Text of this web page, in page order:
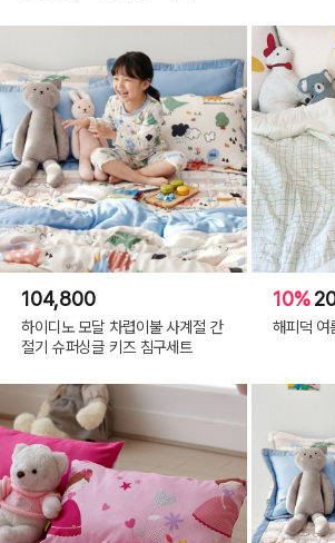
104,800
하이디노 모달 차렵이불 사계절 간
절기 슈퍼싱글 키즈 침구세트
10%
해피덕 여